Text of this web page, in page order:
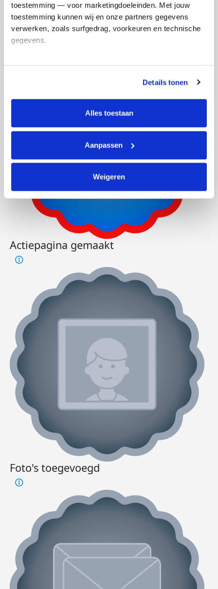
toestemming — voor marketingdoeleinden. Met jouw
toestemming kunnen wij en onze partners gegevens
verwerken, zoals surfgedrag, voorkeuren en technische
gegevens.
tonen. Je kunt je toestemming op elk moment wijzigen of
intrekken via Cookie instellingen onderaan de pagina. De
lijst met cookies is te vinden in het tabblad “details”.
Details tonen
Alles toestaan
Aanpassen
Weigeren
Loek's badges
Actiepagina gemaakt
Foto's toegevoegd